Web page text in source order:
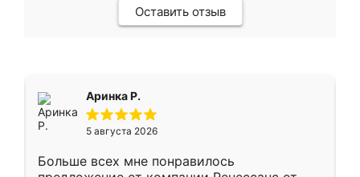
Оставить отзыв
Аринка Р.
5 августа 2026
Больше всех мне понравилось